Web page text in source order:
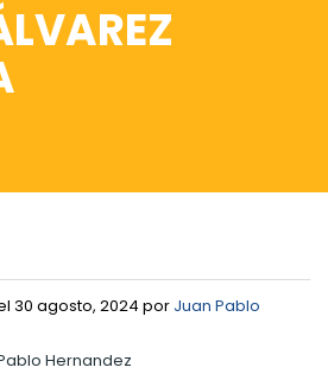
30 agosto, 2024 por Juan Pablo
Hernandez